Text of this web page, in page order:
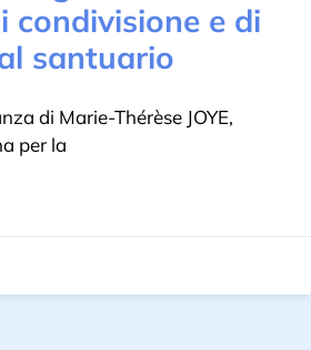
condivisione e di
santuario
di Marie-Thérèse JOYE,
per la